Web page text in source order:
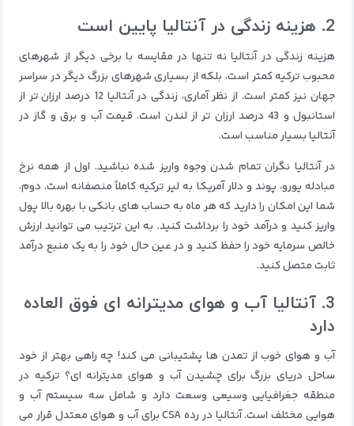
2. هزینه زندگی در آنتالیا پایین است
هزینه زندگی در آنتالیا نه تنها در مقایسه با برخی دیگر از شهرهای
محبوب ترکیه کمتر است، بلکه از بسیاری شهرهای بزرگ دیگر در سراسر
جهان نیز کمتر است. از نظر آماری، زندگی در آنتالیا 12 درصد ارزان تر از
استانبول و 43 درصد ارزان تر از لندن است. قیمت آب و برق و گاز در
آنتالیا بسیار مناسب است.
در آنتالیا نگران تمام شدن وجوه واریز شده نباشید. اول از همه نرخ
مبادله یورو، پوند و دلار آمریکا به لیر ترکیه کاملاً منصفانه است. دوم،
شما این امکان را دارید که هر ماه به حساب های بانکی با بهره بالا پول
واریز کنید و درآمد خود را برداشت کنید. به این ترتیب می توانید ارزش
خالص سرمایه خود را حفظ کنید و در عین حال خود را به یک منبع درآمد
ثابت متصل کنید.
3. آنتالیا آب و هوای مدیترانه ای فوق العاده
دارد
آب و هوای خوب از تمدن ها پشتیبانی می کند! چه راهی بهتر از خود
ساحل دریای بزرگ برای چشیدن آب و هوای مدیترانه ای؟ ترکیه در
منطقه جغرافیایی وسیعی وسعت دارد و شامل سه سیستم آب و
هوایی مختلف است. آنتالیا در رده CSA برای آب و هوای معتدل قرار می